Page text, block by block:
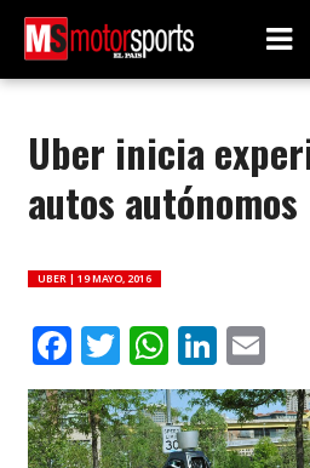
Uber inicia
autos autónomos
UBER | 19 MAYO, 2016
Facebook
Twitter